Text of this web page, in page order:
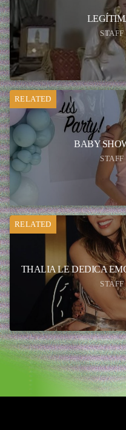
RELATED
BABY
RELATED
THALIA LE DEDICA